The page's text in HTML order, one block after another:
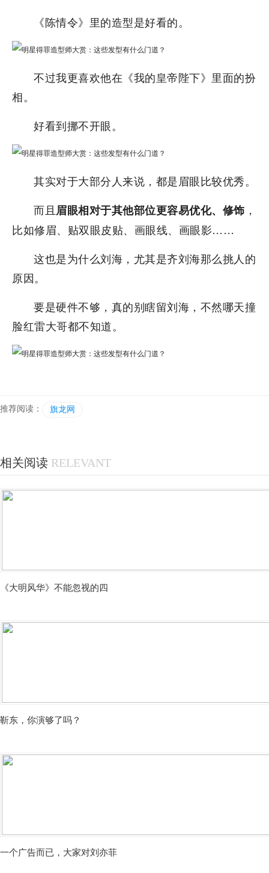
《陈情令》里的造型是好看的。
不过我更喜欢他在《我的皇帝陛下》里面的扮
相。
好看到挪不开眼。
其实对于大部分人来说，都是眉眼比较优秀。
而且眉眼相对于其他部位更容易优化、修饰 ，
比如修眉、贴双眼皮贴、画眼线、画眼影……
这也是为什么刘海，尤其是齐刘海那么挑人的
原因。
要是硬件不够，真的别瞎留刘海，不然哪天撞
脸红雷大哥都不知道。
推荐阅读： 旗龙网
相关阅读 RELEVANT
​《大明风华》不能忽视的四
靳东，你演够了吗？
一个广告而已，大家对刘亦菲